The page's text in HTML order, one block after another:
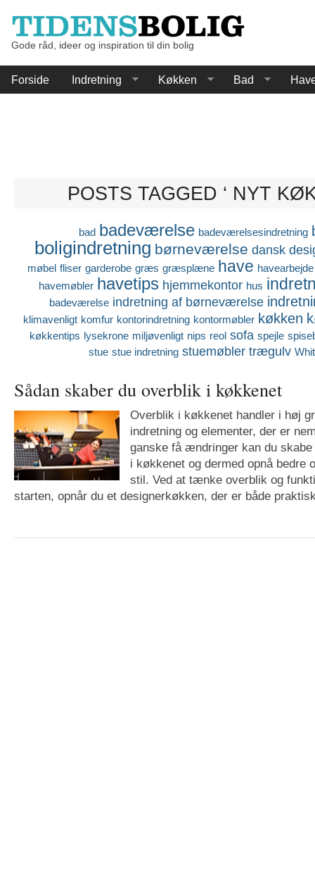
Gode råd, ideer og inspiration til din bolig
Forside Indretning Køkken Bad
POSTS TAGGED ‘ NYT
bad badeværelse badeværelsesindretning
boligindretning børneværelse dansk
møbel fliser garderobe græs græsplæne have havearbejde
havemøbler havetips hjemmekontor hus
badeværelse indretning af børneværelse
klimavenligt komfur kontorindretning kontormøbler køkken
køkkentips lysekrone miljøvenligt nips reol sofa spejle
stue stue indretning stuemøbler trægulv
Sådan skaber du overblik i køkkenet
Overblik i køkkenet handler i høj
indretning og elementer, der er
ganske få ændringer kan du
i køkkenet og dermed opnå bedre
stil. Ved at tænke overblik og
starten, opnår du et designerkøkken, der er både